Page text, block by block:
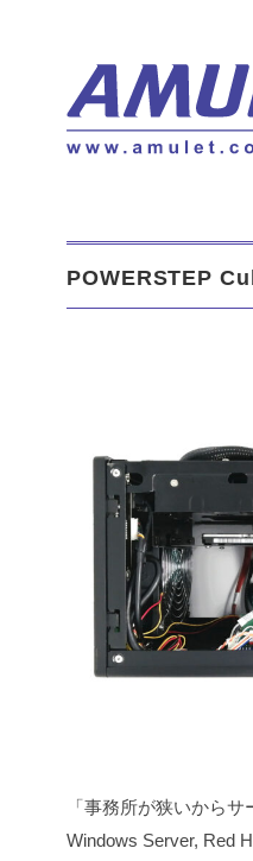
POWERSTEP
「事務所が狭いから
Windows Server, Red